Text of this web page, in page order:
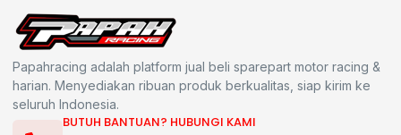
Papahracing adalah platform jual beli sparepart motor racing &
harian. Menyediakan ribuan produk berkualitas, siap kirim ke
seluruh Indonesia.
BUTUH BANTUAN? HUBUNGI KAMI